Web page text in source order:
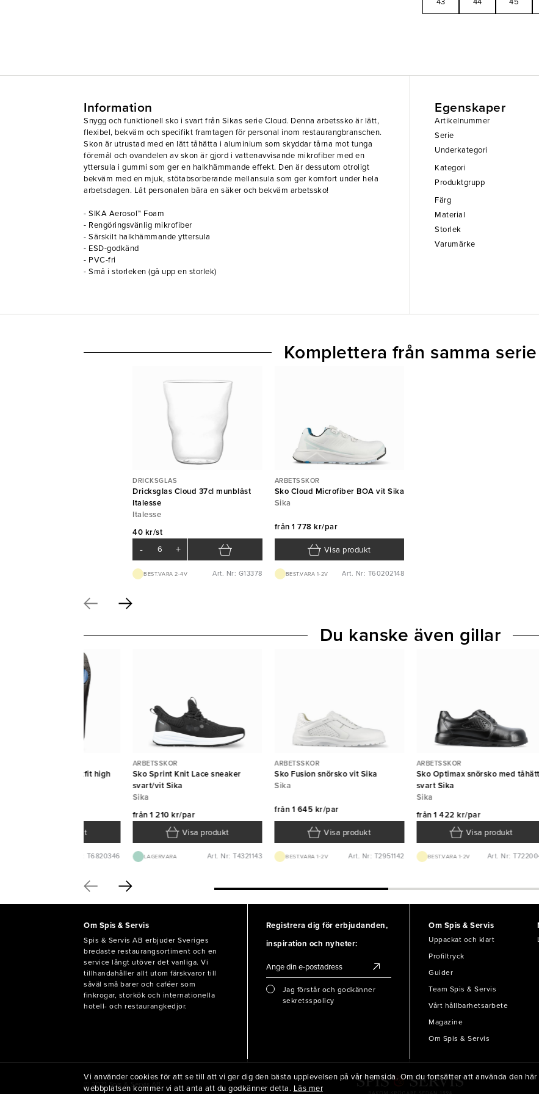
Information
Snygg och funktionell sko i svart från Sikas serie Cloud. Denna arbetssko är lätt,
flexibel, bekväm och specifikt framtagen för personal inom restaurangbranschen.
Skon är utrustad med en lätt tåhätta i aluminium som skyddar tårna mot tunga
föremål och ovandelen av skon är gjord i vattenavvisande mikrofiber med en
yttersula i gummi som ger en halkhämmande effekt. Den är dessutom otroligt
bekväm med en mjuk, stötabsorberande mellansula som ger komfort under hela
arbetsdagen. Låt personalen bära en säker och bekväm arbetssko!
- SIKA Aerosol™ Foam
- Rengöringsvänlig mikrofiber
- Särskilt halkhämmande yttersula
- ESD-godkänd
- PVC-fri
- Små i storleken (gå upp en storlek)
Egenskaper
Artikelnummer
Serie
Underkategori
Kategori
Produktgrupp
Färg
Material
Storlek
Varumärke
DRICKSGLAS
Dricksglas Cloud 37cl munblåst
Italesse
Italesse
40 kr/st
- +
BEST.VARA 2-4V Art. Nr: G13378
ARBETSSKOR
Sko Cloud Microfiber BOA vit Sika
Sika
från 1 778 kr/par
Visa produkt
BEST.VARA 1-2V Art. Nr: T60202148
Komplettera från samma serie
Ultimate footfit high
Visa produkt
Art. Nr: T6820346
ARBETSSKOR
Sko Sprint Knit Lace sneaker
svart/vit Sika
Sika
från1 210 kr/par
Visa produkt
LAGERVARA Art. Nr: T4321143
ARBETSSKOR
Sko Fusion snörsko vit Sika
Sika
från1 645 kr/par
Visa produkt
BEST.VARA 1-2V Art. Nr: T2951142
ARBETSSKOR
Sko Optimax snörsko med
svart Sika
Sika
från1 422 kr/par
Visa produkt
BEST.VARA 1-2V Art. Nr:
Du kanske även gillar
Om Spis & Servis
Spis & Servis AB erbjuder Sveriges
bredaste restaurangsortiment och en
service långt utöver det vanliga. Vi
tillhandahåller allt utom färskvaror till
såväl små barer och caféer som
finkrogar, storkök och internationella
hotell- och restaurangkedjor.
Registrera dig för erbjudanden,
inspiration och nyheter:
Jag förstår och godkänner
sekretsspolicy
Om Spis & Servis
Uppackat och klart
Profiltryck
Guider
Team Spis & Servis
Vårt hållbarhetsarbete
Magazine
Om Spis & Servis
© 2021 Spis & Servis AB
Vi använder cookies för att se till att vi ger dig den bästa upplevelsen på vår hemsida. Om du fortsätter att använda den här
webbplatsen kommer vi att anta att du godkänner detta. Läs mer